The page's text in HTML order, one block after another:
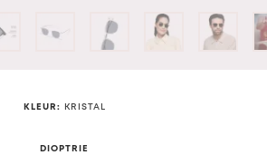
KLEUR : KRISTAL
DIOPTRIE